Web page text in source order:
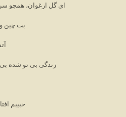
ای گل ارغوان، همچو
بت چین و
آتش
زندگی بی تو شده
حبیبم